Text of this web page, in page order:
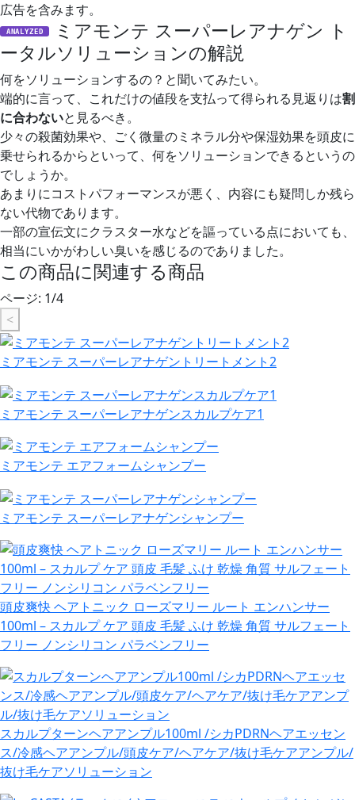
広告を含みます。
ANALYZED
ミアモンテ スーパーレアナゲン ト
ータルソリューションの解説
何をソリューションするの？と聞いてみたい。
端的に言って、これだけの値段を支払って得られる見返りは割
に合わないと見るべき。
少々の殺菌効果や、ごく微量のミネラル分や保湿効果を頭皮に
乗せられるからといって、何をソリューションできるというの
でしょうか。
あまりにコストパフォーマンスが悪く、内容にも疑問しか残ら
ない代物であります。
一部の宣伝文にクラスター水などを謳っている点においても、
相当にいかがわしい臭いを感じるのでありました。
この商品に関連する商品
ページ: 1/4
<
ミアモンテ スーパーレアナゲントリートメント2
ミアモンテ スーパーレアナゲンスカルプケア1
ミアモンテ エアフォームシャンプー
ミアモンテ スーパーレアナゲンシャンプー
頭皮爽快 ヘアトニック ローズマリー ルート エンハンサー
100ml – スカルプ ケア 頭皮 毛髪 ふけ 乾燥 角質 サルフェート
フリー ノンシリコン パラベンフリー
スカルプターンヘアアンプル100ml /シカPDRNヘアエッセン
ス/冷感ヘアアンプル/頭皮ケア/ヘアケア/抜け毛ケアアンプル/
抜け毛ケアソリューション